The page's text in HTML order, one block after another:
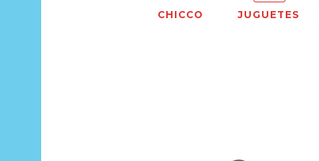
CHICCO JUGUETES